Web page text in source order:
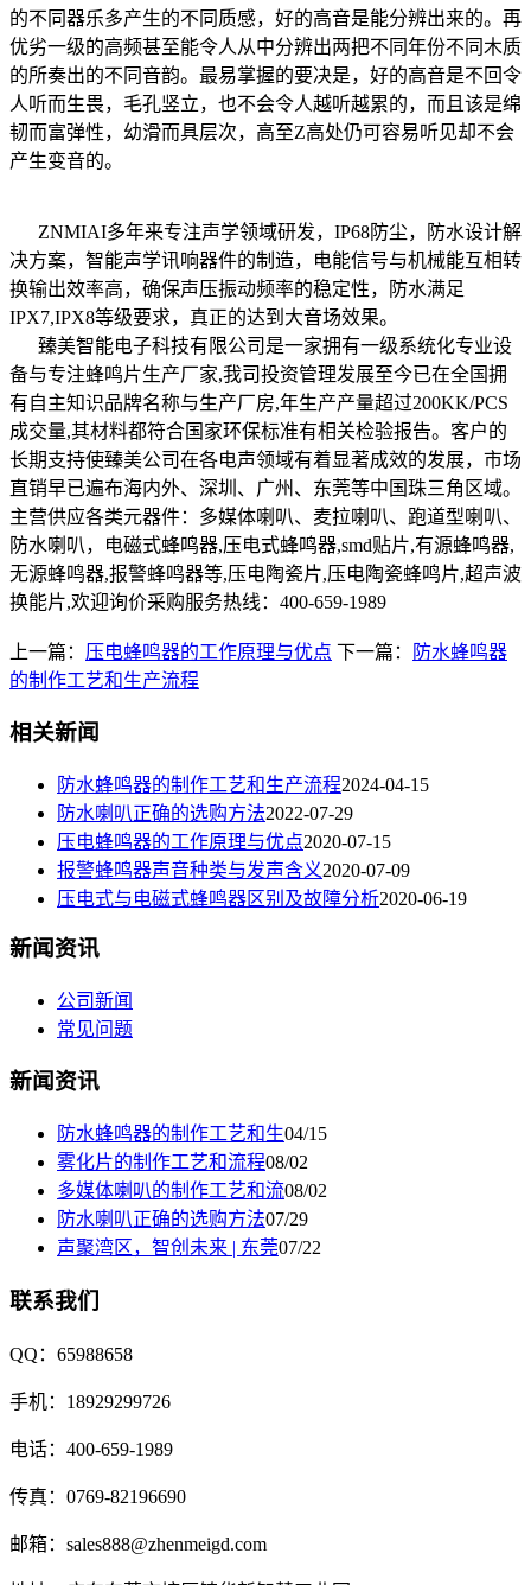
的不同器乐多产生的不同质感，好的高音是能分辨出来的。再
优劣一级的高频甚至能令人从中分辨出两把不同年份不同木质
的所奏出的不同音韵。最易掌握的要决是，好的高音是不回令
人听而生畏，毛孔竖立，也不会令人越听越累的，而且该是绵
韧而富弹性，幼滑而具层次，高至Z高处仍可容易听见却不会
产生变音的。
ZNMIAI多年来专注声学领域研发，IP68防尘，防水设计解
决方案，智能声学讯响器件的制造，电能信号与机械能互相转
换输出效率高，确保声压振动频率的稳定性，防水满足
IPX7,IPX8等级要求，真正的达到大音场效果。
臻美智能电子科技有限公司是一家拥有一级系统化专业设
备与专注蜂鸣片生产厂家,我司投资管理发展至今已在全国拥
有自主知识品牌名称与生产厂房,年生产产量超过200KK/PCS
成交量,其材料都符合国家环保标准有相关检验报告。客户的
长期支持使臻美公司在各电声领域有着显著成效的发展，市场
直销早已遍布海内外、深圳、广州、东莞等中国珠三角区域。
主营供应各类元器件：多媒体喇叭、麦拉喇叭、跑道型喇叭、
防水喇叭，电磁式蜂鸣器,压电式蜂鸣器,smd贴片,有源蜂鸣器,
无源蜂鸣器,报警蜂鸣器等,压电陶瓷片,压电陶瓷蜂鸣片,超声波
换能片,欢迎询价采购服务热线：400-659-1989
上一篇： 压电蜂鸣器的工作原理与优点 下一篇：
防水蜂鸣器
的制作工艺和生产流程
相关新闻
防水蜂鸣器的制作工艺和生产流程2024-04-15
防水喇叭正确的选购方法2022-07-29
压电蜂鸣器的工作原理与优点2020-07-15
报警蜂鸣器声音种类与发声含义2020-07-09
压电式与电磁式蜂鸣器区别及故障分析2020-06-19
新闻资讯
公司新闻
常见问题
新闻资讯
防水蜂鸣器的制作工艺和生04/15
雾化片的制作工艺和流程08/02
多媒体喇叭的制作工艺和流08/02
防水喇叭正确的选购方法07/29
声聚湾区，智创未来 | 东莞07/22
联系我们
QQ：65988658
手机：18929299726
电话：400-659-1989
传真：0769-82196690
邮箱：sales888@zhenmeigd.com